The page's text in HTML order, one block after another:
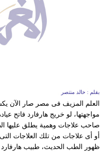
بقلم : خالد منتصر
العلم المزيف فى مصر صار الآن
مواجهتها، لو خريج هارفارد فاتح
صاحب علاجات وهمية يطلق عليها
أو أى علاجات من تلك العلاجات
ظهور الطب الحديث، طبيب